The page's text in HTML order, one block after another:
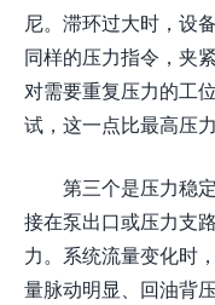
尼。滞环过大时，设
同样的压力指令，夹
对需要重复压力的工
试，这一点比最高压
第三个是压力稳
接在泵出口或压力支
力。系统流量变化时
量脉动明显、回油背